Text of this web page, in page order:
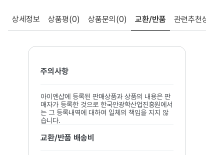
상세정보 상품평(0) 상품문의 (0) 교환/반품 관련추천상품
주의사항
아이엔샵에 등록된 판매상품과 상품의 내용은 판
매자가 등록한 것으로 한국안광학산업진흥원에서
는 그 등록내역에 대하여 일체의 책임을 지지 않
습니다.
교환/반품 배송비